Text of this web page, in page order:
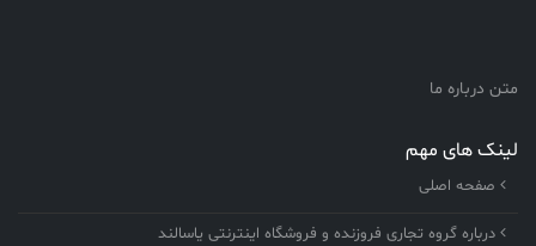
متن درباره ما
لینک های مهم
صفحه اصلی
درباره گروه تجاری فروزنده و فروشگاه اینترنتی یاسالند